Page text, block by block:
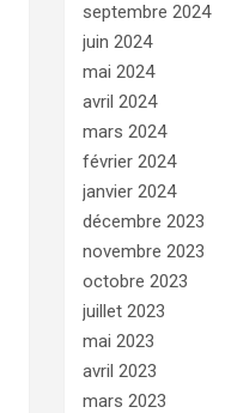
septembre 2024
juin 2024
mai 2024
avril 2024
mars 2024
février 2024
janvier 2024
décembre 2023
novembre 2023
octobre 2023
juillet 2023
mai 2023
avril 2023
mars 2023